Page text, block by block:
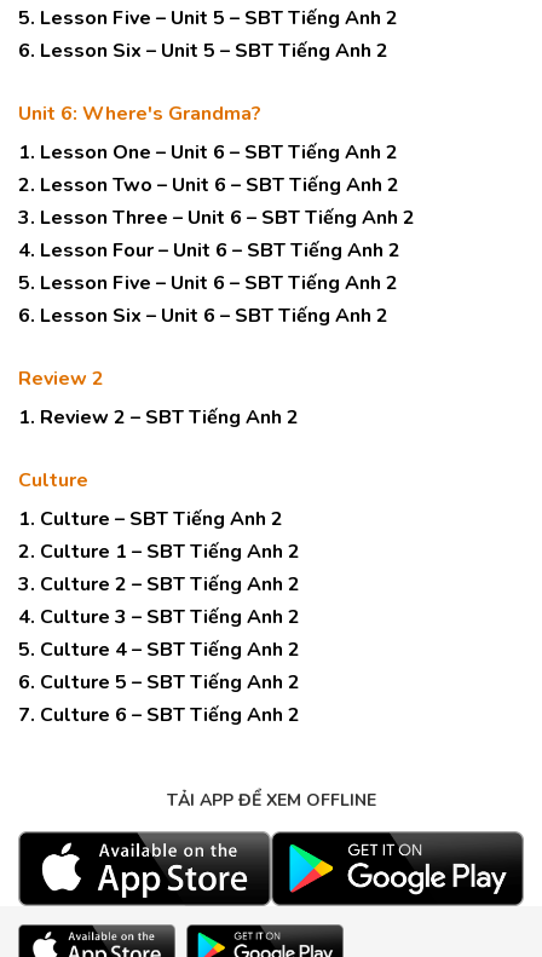
5. Lesson Five – Unit 5 – SBT Tiếng Anh 2
6. Lesson Six – Unit 5 – SBT Tiếng Anh 2
Unit 6: Where's Grandma?
1. Lesson One – Unit 6 – SBT Tiếng Anh 2
2. Lesson Two – Unit 6 – SBT Tiếng Anh 2
3. Lesson Three – Unit 6 – SBT Tiếng Anh 2
4. Lesson Four – Unit 6 – SBT Tiếng Anh 2
5. Lesson Five – Unit 6 – SBT Tiếng Anh 2
6. Lesson Six – Unit 6 – SBT Tiếng Anh 2
Review 2
1. Review 2 – SBT Tiếng Anh 2
Culture
1. Culture – SBT Tiếng Anh 2
2. Culture 1 – SBT Tiếng Anh 2
3. Culture 2 – SBT Tiếng Anh 2
4. Culture 3 – SBT Tiếng Anh 2
5. Culture 4 – SBT Tiếng Anh 2
6. Culture 5 – SBT Tiếng Anh 2
7. Culture 6 – SBT Tiếng Anh 2
TẢI APP ĐỂ XEM OFFLINE